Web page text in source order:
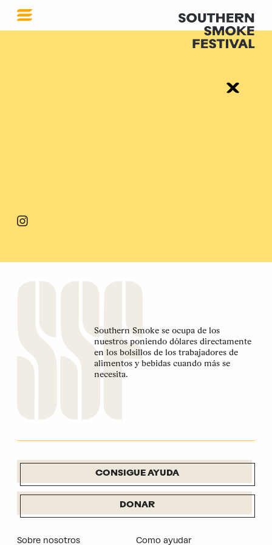
Southern Smoke se ocupa de los
nuestros poniendo dólares directamente
en los bolsillos de los trabajadores de
alimentos y bebidas cuando más se
necesita.
CONSIGUE AYUDA
DONAR
Sobre nosotros Como ayudar